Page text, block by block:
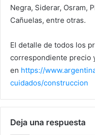
Negra, Siderar, Osram,
Cañuelas, entre otras.
El detalle de todos los
correspondiente precio
en https://
cuidados/construccion
Deja una respuesta